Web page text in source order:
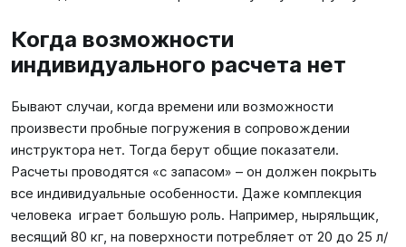
Когда возможности
индивидуального расчета нет
Бывают случаи, когда времени или возможности
произвести пробные погружения в сопровождении
инструктора нет. Тогда берут общие показатели.
Расчеты проводятся «с запасом» – он должен покрыть
все индивидуальные особенности. Даже комплекция
человека играет большую роль. Например, ныряльщик,
весящий 80 кг, на поверхности потребляет от 20 до 25 л/